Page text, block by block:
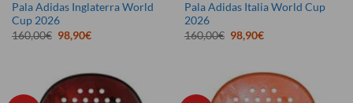
Pala Adidas Inglaterra World
Cup 2026
160,00€ El
precio
160,00€.
98,90€El
98,90€.
Pala Adidas Italia World Cup
2026
160,00€ El
precio
160,00€.
98,90€El
98,90€.